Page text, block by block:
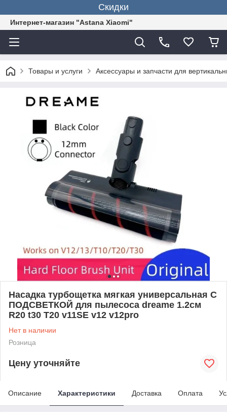
Скидки
Интернет-магазин "Astana Xiaomi"
Товары и услуги Аксессуары и запчасти для
Насадка турбощетка мягкая универсальная С
ПОДСВЕТКОЙ для пылесоса dreame 1.2см
R20 t30 T20 v11SE v12 v12pro
Нет в наличии
Розница
Цену уточняйте
Описание Характеристики Доставка Оплата